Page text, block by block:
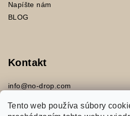
Tento web používa súbory
Napíšte nám
BLOG
Kontakt
info@no-drop.com